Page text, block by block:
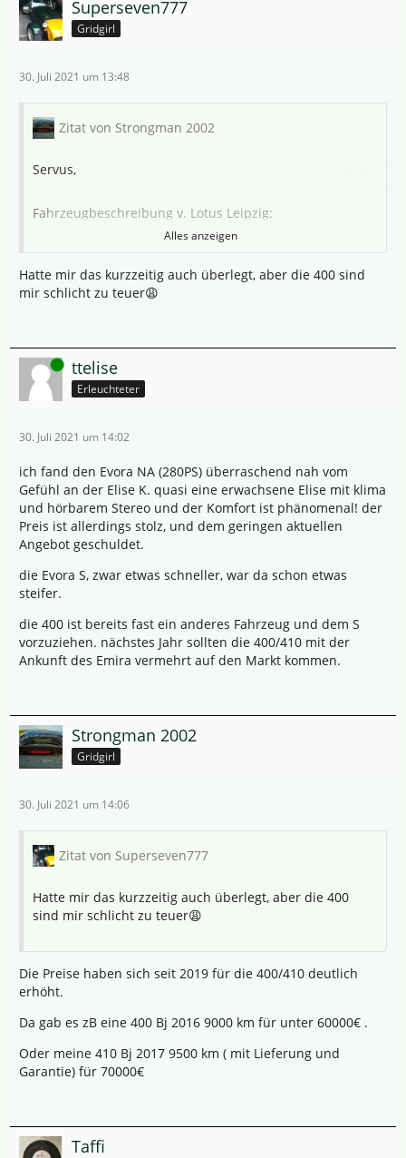
Superseven777
Gridgirl
30. Juli 2021 um 13:48
Zitat von Strongman 2002
Servus,
Fahrzeugbeschreibung v. Lotus Leipzig:
Wichtig ist die Kurvenagilität : Hier steht der Evora dem
Elise in nichts nach .
Ansonsten, beide Fahrzeuge scheinen soweit in
Ordnung zu sein.
Anschauen, Probefahren
Mein Tipp: Evora 400/410 auch mal eine Chance geben
😊
Grüße
Udo
Alles anzeigen
Hatte mir das kurzzeitig auch überlegt, aber die 400 sind
mir schlicht zu teuer😩
Online ttelise
Erleuchteter
30. Juli 2021 um 14:02
ich fand den Evora NA (280PS) überraschend nah vom
Gefühl an der Elise K. quasi eine erwachsene Elise mit klima
und hörbarem Stereo und der Komfort ist phänomenal! der
Preis ist allerdings stolz, und dem geringen aktuellen
Angebot geschuldet.
die Evora S, zwar etwas schneller, war da schon etwas
steifer.
die 400 ist bereits fast ein anderes Fahrzeug und dem S
vorzuziehen. nächstes Jahr sollten die 400/410 mit der
Ankunft des Emira vermehrt auf den Markt kommen.
Strongman 2002
Gridgirl
30. Juli 2021 um 14:06
Zitat von Superseven777
Hatte mir das kurzzeitig auch überlegt, aber die 400
sind mir schlicht zu teuer😩
Die Preise haben sich seit 2019 für die 400/410 deutlich
erhöht.
Da gab es zB eine 400 Bj 2016 9000 km für unter 60000€ .
Oder meine 410 Bj 2017 9500 km ( mit Lieferung und
Garantie) für 70000€
Taffi